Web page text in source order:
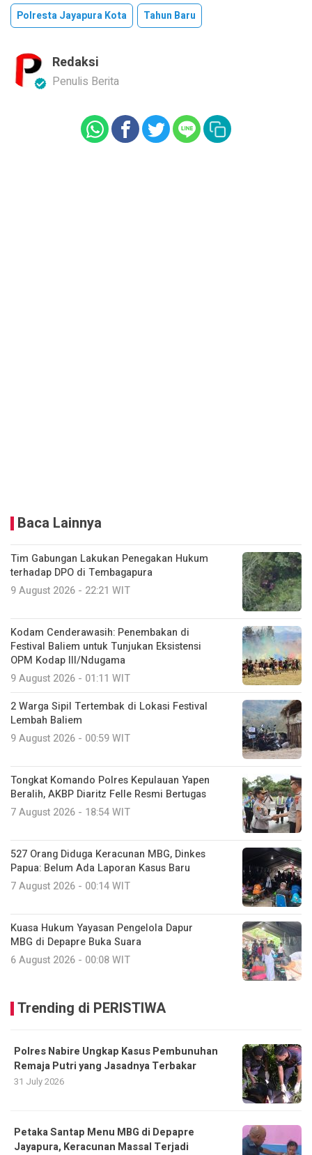
Polresta Jayapura Kota
Tahun Baru
Redaksi
Penulis Berita
Baca Lainnya
Tim Gabungan Lakukan Penegakan Hukum
terhadap DPO di Tembagapura
9 August 2026 - 22:21 WIT
Kodam Cenderawasih: Penembakan di
Festival Baliem untuk Tunjukan Eksistensi
OPM Kodap III/Ndugama
9 August 2026 - 01:11 WIT
2 Warga Sipil Tertembak di Lokasi Festival
Lembah Baliem
9 August 2026 - 00:59 WIT
Tongkat Komando Polres Kepulauan Yapen
Beralih, AKBP Diaritz Felle Resmi Bertugas
7 August 2026 - 18:54 WIT
527 Orang Diduga Keracunan MBG, Dinkes
Papua: Belum Ada Laporan Kasus Baru
7 August 2026 - 00:14 WIT
Kuasa Hukum Yayasan Pengelola Dapur
MBG di Depapre Buka Suara
6 August 2026 - 00:08 WIT
Trending di PERISTIWA
Polres Nabire Ungkap Kasus Pembunuhan
Remaja Putri yang Jasadnya Terbakar
31 July 2026
Petaka Santap Menu MBG di Depapre
Jayapura, Keracunan Massal Terjadi